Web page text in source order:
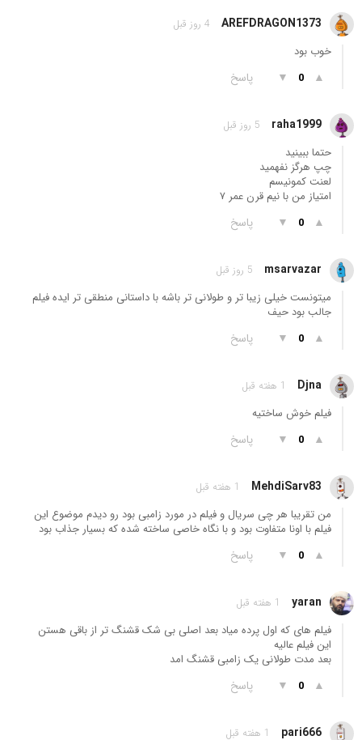
AREFDRAGON1373 4 روز قبل
خوب بود
▲
0
▼ پاسخ
raha1999 5 روز قبل
حتما ببینید
چپ هرگز نفهمید
لعنت کمونیسم
امتیاز من با نیم قرن عمر ٧
▲
0
▼ پاسخ
msarvazar 5 روز قبل
میتونست خیلی زیبا تر و طولانی تر باشه با داستانی منطقی تر ایده فیلم
جالب بود حیف
▲
0
▼ پاسخ
Djna 1 هفته قبل
فیلم خوش ساختیه
▲
0
▼ پاسخ
MehdiSarv83 1 هفته قبل
من تقریبا هر چی سریال و فیلم در مورد زامبی بود رو دیدم موضوع این
فیلم با اونا متفاوت بود و با نگاه خاصی ساخته شده که بسیار جذاب بود
▲
0
▼ پاسخ
yaran 1 هفته قبل
فیلم های که اول پرده میاد بعد اصلی بی شک قشنگ تر از باقی هستن
این فیلم عالیه
بعد مدت طولانی یک زامبی قشنگ امد
▲
0
▼ پاسخ
pari666 1 هفته قبل